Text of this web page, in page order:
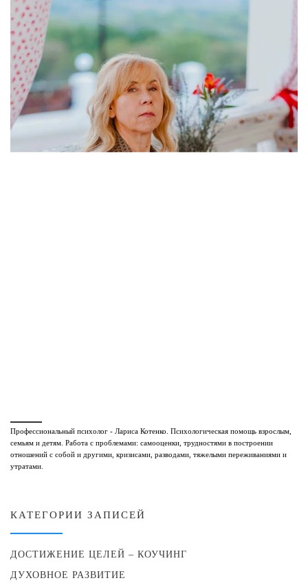
Профессиональный психолог - Лариса Котенко. Психологическая помощь взрослым,
семьям и детям. Работа с проблемами: самооценки, трудностями в построении
отношений с собой и другими, кризисами, разводами, тяжелыми переживаниями и
утратами.
КАТЕГОРИИ ЗАПИСЕЙ
ДОСТИЖЕНИЕ ЦЕЛЕЙ – КОУЧИНГ
ДУХОВНОЕ РАЗВИТИЕ